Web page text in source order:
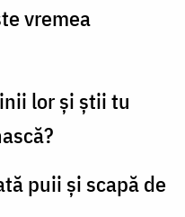
vremea
lor şi ştii tu
puii şi scapă de